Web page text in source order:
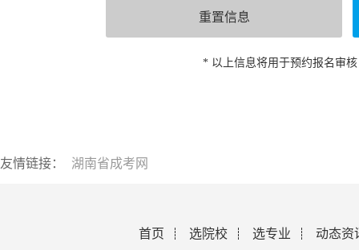
* 以上信息将用于预约报名审
友情链接： 湖南省成考网
首页 选院校 选专业
动态资